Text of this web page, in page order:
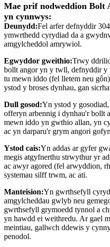
Mae prif nodweddion Bolt
yn cynnwys:
Deunydd:Fel arfer defnyddir
ymwrthedd cyrydiad da a
amgylcheddol amrywiol.
Egwyddor gweithio:Trwy
bollt angor yn y twll, defnyddir y
tu mewn iddo (fel lletem neu
ystod y broses dynhau, gan
Dull gosod:Yn ystod y
offeryn arbennig i dynhau'r bollt
mewn iddo yn gwthio allan, yn
ac yn darparu'r grym angori
Ystod cais:Yn addas ar gyfer
megis atgyfnerthu strwythur yr
ac awyr agored (fel arwyddion,
systemau silff trwm, ac ati.
Manteision:Yn gwrthsefyll
amgylcheddau gwlyb neu
gwrthsefyll grymoedd tynnol a
yn hawdd ei weithredu. Ar gael
meintiau, gallwch ddewis y
penodol.